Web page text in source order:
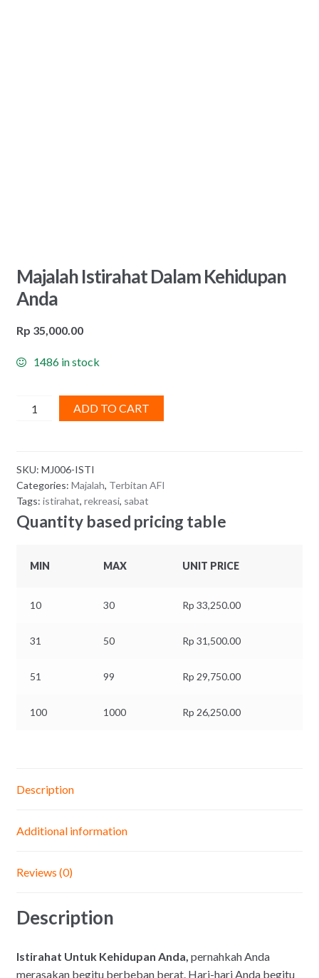
Majalah Istirahat Dalam Kehidupan
Anda
Rp 35,000.00
1486 in stock
Majalah
Istirahat
Anda
quantity
ADD TO CART
SKU: MJ006-ISTI
Categories: Majalah, Terbitan AFI
Tags: istirahat, rekreasi, sabat
Quantity based pricing table
MIN MAX UNIT PRICE
10 30 Rp 33,250.00
31 50 Rp 31,500.00
51 99 Rp 29,750.00
100 1000 Rp 26,250.00
Description
Additional information
Reviews (0)
Description
Istirahat Untuk Kehidupan Anda, pernahkah Anda
merasakan begitu berbeban berat. Hari-hari Anda begitu